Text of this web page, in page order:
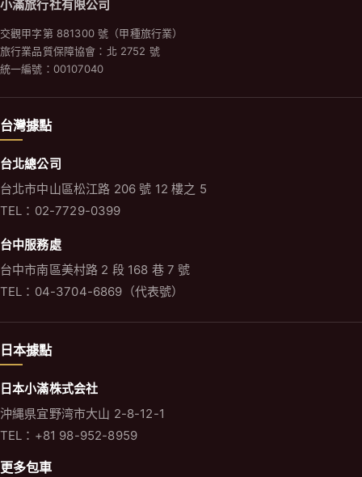
小滿旅行社有限公司
交觀甲字第 881300 號（甲種旅行業）
旅行業品質保障協會：北 2752 號
統一編號：00107040
台灣據點
台北總公司
台北市中山區松江路 206 號 12 樓之 5
TEL：02-7729-0399
台中服務處
台中市南區美村路 2 段 168 巷 7 號
TEL：04-3704-6869（代表號）
日本據點
日本小滿株式会社
沖縄県宜野湾市大山 2-8-12-1
TEL：+81 98-952-8959
更多包車